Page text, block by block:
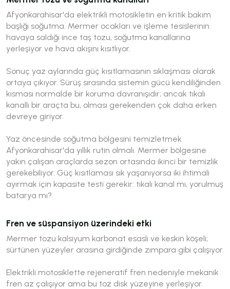
Afyonkarahisar'da elektrikli motosikletin en kritik bakım
başlığı soğutma. Mermer ocakları ve işleme tesislerinin
havaya saldığı ince taş tozu, soğutma kanallarına
yerleşiyor ve hava akışını kısıtlıyor.
Sonuç yaz aylarında güç kısıtlamasının sıklaşması olarak
ortaya çıkıyor. Sürüş sırasında sistemin gücü kendiliğinden
kısması normalde bir koruma davranışıdır; ancak tıkalı
kanallı bir araçta bu, olması gerekenden çok daha erken
devreye giriyor.
Yaz öncesinde soğutma bölgesini temizletmek
Afyonkarahisar'da yıllık rutin olmalı. Mermer bölgesine
yakın çalışan araçlarda sezon ortasında ikinci bir temizlik
gerekebiliyor. Güç kısıtlaması sık yaşanıyorsa iki ihtimali
ayırmak için kapasite testi gerekir: tıkalı kanal mı, yorulmuş
batarya mı?
Fren ve süspansiyon üzerindeki etki
Mermer tozu kalsiyum karbonat esaslı ve keskin köşeli;
sürtünen yüzeyler arasına girdiğinde zımpara gibi çalışıyor.
Elektrikli motosiklette rejeneratif fren nedeniyle mekanik
fren az çalışıyor ama bu toz disk yüzeyine yerleşiyor.